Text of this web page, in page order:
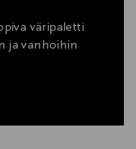
väripaletti
ja vanhoihin